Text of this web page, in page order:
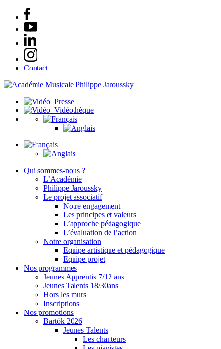
Contact
Presse
Vidéothèque
Qui sommes-nous ?
L’Académie
Philippe Jaroussky
Le projet associatif
Notre engagement
Les principes et valeurs
L’approche pédagogique
L’évaluation de l’action
Notre organisation
Equipe artistique et pédagogique
Equipe projet
Nos programmes
Jeunes Apprentis 7/12 ans
Jeunes Talents 18/30ans
Hors les murs
Inscriptions
Nos promotions
Bartók 2026
Jeunes Talents
Les chanteurs